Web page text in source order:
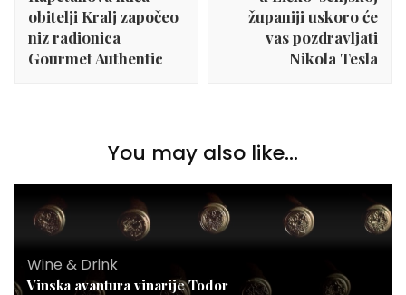
obitelji Kralj započeo
niz radionica
Gourmet Authentic
županiji uskoro će
vas pozdravljati
Nikola Tesla
You may also like...
Wine & Drink
Vinska avantura vinarije Todor